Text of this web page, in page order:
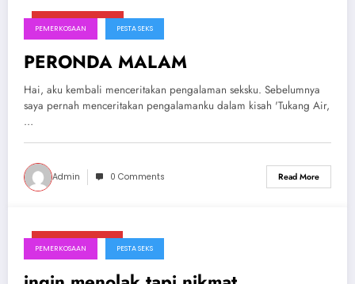
PEMERKOSAAN PESTA SEKS
PERONDA MALAM
Hai, aku kembali menceritakan pengalaman seksku. Sebelumnya
saya pernah menceritakan pengalamanku dalam kisah 'Tukang Air,
…
Admin 0 Comments Read More
PEMERKOSAAN PESTA SEKS